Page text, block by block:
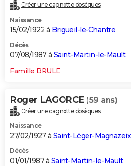
Créer une cagnotte obsèques
Naissance
15/02/1922 à Brigueil-le-Chantre
Décès
07/08/1987 à Saint-Martin-le-Mault
Famille BRULE
Roger LAGORCE (59 ans)
Créer une cagnotte obsèques
Naissance
27/02/1927 à Saint-Léger-Magnazeix
Décès
01/01/1987 à Saint-Martin-le-Mault